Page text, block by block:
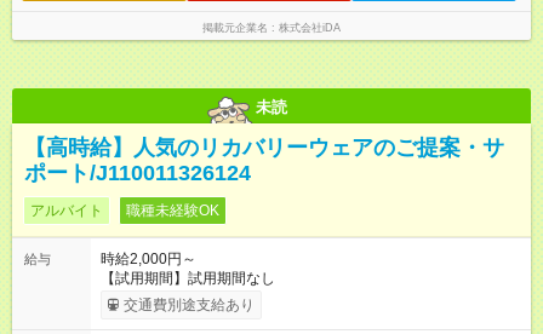
掲載元企業名 株式会社iDA
未読
【高時給】人気のリカバリーウェアのご提案・サ
ポート/J110011326124
アルバイト 職種未経験OK
給与
時給2,000円～
【試用期間】試用期間なし
交通費別途支給あり